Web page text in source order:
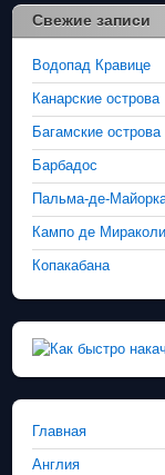
Свежие записи
Водопад Кравице
Канарские острова
Багамские острова
Барбадос
Пальма-де-
Кампо де Мираколи
Копакабана
Главная
Англия